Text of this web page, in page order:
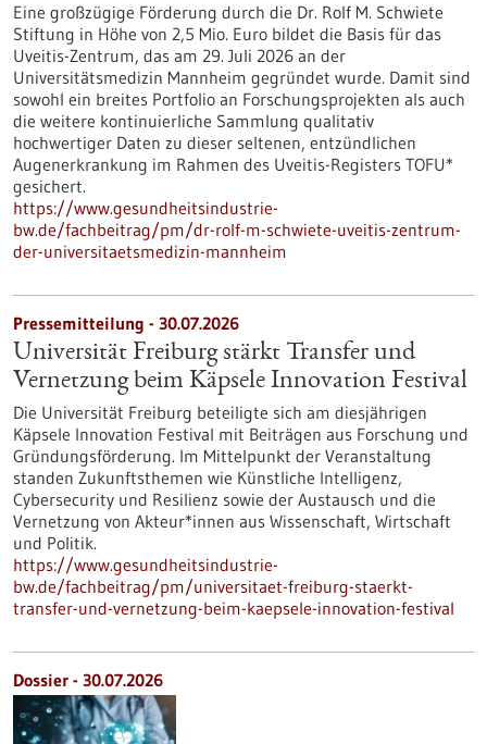
Eine großzügige Förderung durch die Dr. Rolf M. Schwiete
Stiftung in Höhe von 2,5 Mio. Euro bildet die Basis für das
Uveitis-Zentrum, das am 29. Juli 2026 an der
Universitätsmedizin Mannheim gegründet wurde. Damit sind
sowohl ein breites Portfolio an Forschungsprojekten als auch
die weitere kontinuierliche Sammlung qualitativ
hochwertiger Daten zu dieser seltenen, entzündlichen
Augenerkrankung im Rahmen des Uveitis-Registers TOFU*
gesichert.
https://www.gesundheitsindustrie-
bw.de/fachbeitrag/pm/dr-rolf-m-schwiete-uveitis-zentrum-
der-universitaetsmedizin-mannheim
Pressemitteilung - 30.07.2026
Universität Freiburg stärkt Transfer und
Vernetzung beim Käpsele Innovation Festival
Die Universität Freiburg beteiligte sich am diesjährigen
Käpsele Innovation Festival mit Beiträgen aus Forschung und
Gründungsförderung. Im Mittelpunkt der Veranstaltung
standen Zukunftsthemen wie Künstliche Intelligenz,
Cybersecurity und Resilienz sowie der Austausch und die
Vernetzung von Akteur*innen aus Wissenschaft, Wirtschaft
und Politik.
https://www.gesundheitsindustrie-
bw.de/fachbeitrag/pm/universitaet-freiburg-staerkt-
transfer-und-vernetzung-beim-kaepsele-innovation-festival
Dossier - 30.07.2026